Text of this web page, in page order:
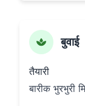
बुवाई
तैयारी
बारीक भुरभुरी